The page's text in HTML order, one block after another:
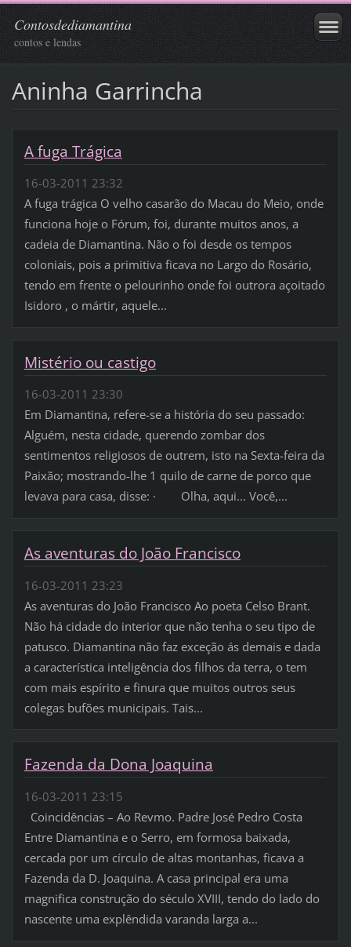
Contosdediamantina
contos e lendas
Aninha Garrincha
A fuga Trágica
16-03-2011 23:32
A fuga trágica O velho casarão do Macau do Meio, onde
funciona hoje o Fórum, foi, durante muitos anos, a
cadeia de Diamantina. Não o foi desde os tempos
coloniais, pois a primitiva ficava no Largo do Rosário,
tendo em frente o pelourinho onde foi outrora açoitado
Isidoro , o mártir, aquele...
Mistério ou castigo
16-03-2011 23:30
Em Diamantina, refere-se a história do seu passado:
Alguém, nesta cidade, querendo zombar dos
sentimentos religiosos de outrem, isto na Sexta-feira da
Paixão; mostrando-lhe 1 quilo de carne de porco que
levava para casa, disse: · Olha, aqui... Você,...
As aventuras do João Francisco
16-03-2011 23:23
As aventuras do João Francisco Ao poeta Celso Brant.
Não há cidade do interior que não tenha o seu tipo de
patusco. Diamantina não faz exceção ás demais e dada
a característica inteligência dos filhos da terra, o tem
com mais espírito e finura que muitos outros seus
colegas bufões municipais. Tais...
Fazenda da Dona Joaquina
16-03-2011 23:15
Coincidências – Ao Revmo. Padre José Pedro Costa
Entre Diamantina e o Serro, em formosa baixada,
cercada por um círculo de altas montanhas, ficava a
Fazenda da D. Joaquina. A casa principal era uma
magnifica construção do século XVIII, tendo do lado do
nascente uma explêndida varanda larga a...